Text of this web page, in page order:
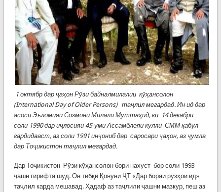
1 октябр дар ҷаҳонРӯзи байналмилалии кӯҳансолон
(International Day of Older Persons) таҷлил мегардад. Ин ид дар
асоси Эъломияи Созмони Милали Муттаҳид, ки 14 декабри
соли 1990 дар иҷлосияи 45-уми Ассамблеяи кулли СММ қабул
гардидааст, аз соли 1991 инҷониб дар саросари ҷаҳон, аз ҷумла
дар Тоҷикистон таҷлил мегардад.
Дар Тоҷикистон Рӯзи кӯҳансолон бори нахуст бор соли 1993
ҷашн гирифта шуд. Он тибқи Қонуни ҶТ «Дар бораи рӯзҳои ид»
таҷлил карда мешавад. Ҳадаф аз таҷлили ҷашни мазкур, пеш аз